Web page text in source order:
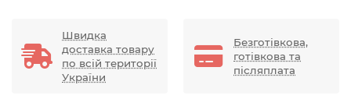
Швидка
доставка товару
по всій території
України
Безготівкова,
готівкова та
післяплата